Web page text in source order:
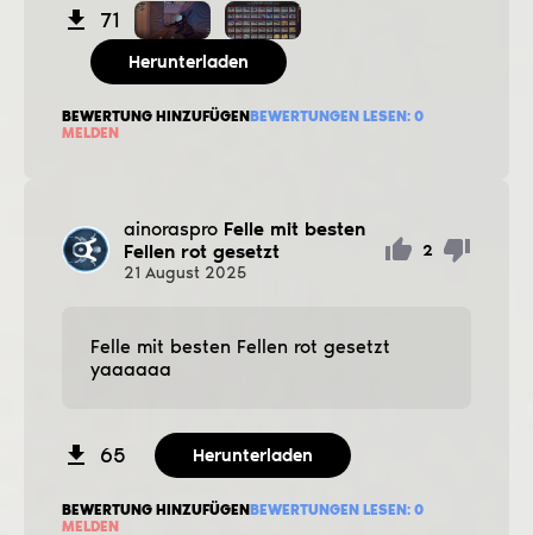
71
Herunterladen
BEWERTUNG HINZUFÜGENBEWERTUNGEN LESEN: 0
MELDEN
ainoraspro Felle mit besten
Fellen rot gesetzt
21 August 2025
2
Felle mit besten Fellen rot gesetzt
yaaaaaa
65 Herunterladen
BEWERTUNG HINZUFÜGENBEWERTUNGEN LESEN: 0
MELDEN